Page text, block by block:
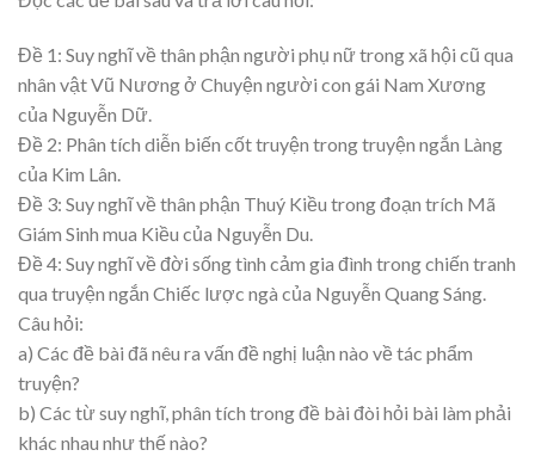
Đề 1: Suy nghĩ về thân phận người phụ nữ trong xã hội cũ qua
nhân vật Vũ Nương ở Chuyện người con gái Nam Xương
của Nguyễn Dữ.
Đề 2: Phân tích diễn biến cốt truyện trong truyện ngắn Làng
của Kim Lân.
Đề 3: Suy nghĩ về thân phận Thuý Kiều trong đoạn trích Mã
Giám Sinh mua Kiều của Nguyễn Du.
Đề 4: Suy nghĩ về đời sống tình cảm gia đình trong chiến tranh
qua truyện ngắn Chiếc lược ngà của Nguyễn Quang Sáng.
Câu hỏi:
a) Các đề bài đã nêu ra vấn đề nghị luận nào về tác phẩm
truyện?
b) Các từ suy nghĩ, phân tích trong đề bài đòi hỏi bài làm phải
khác nhau như thế nào?